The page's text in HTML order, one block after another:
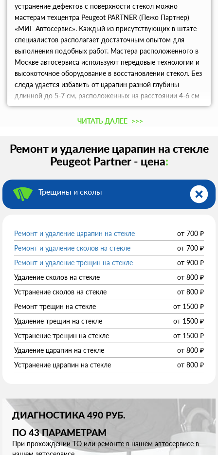
устранение дефектов с поверхности стекол можно
мастерам техцентра Peugeot PARTNER (Пежо Партнер)
«МИГ Автосервис». Каждый из присутствующих в штате
специалистов располагает достаточным опытом для
выполнения подобных работ. Мастера расположенного в
Москве автосервиса используют передовые технологии и
высокоточное оборудование в восстановлении стекол. Без
следа удается избавить от царапин разной глубины
длинной до 5-7 см, расположенных на расстоянии 4-6 см
от крайних точек стекла. Проконсультироваться по ценам,
условиям действия дисконтной программы можно по
ЧИТАТЬ ДАЛЕЕ >>>
Ремонт и удаление царапин на стекле
Peugeot Partner - цена:
Трещины и сколы
Ремонт и удаление царапин на стекле от 700 ₽
Ремонт и удаление сколов на стекле
от 700 ₽
Ремонт и удаление трещин на стекле
от 900 ₽
Удаление сколов на стекле
от 800 ₽
Устранение сколов на стекле
от 800 ₽
Ремонт трещин на стекле
от 1500 ₽
Удаление трещин на стекле
от 1500 ₽
Устранение трещин на стекле
от 1500 ₽
Удаление царапин на стекле
от 800 ₽
Устранение царапин на стекле
от 800 ₽
ДИАГНОСТИКА 490 РУБ.
ПО 43 ПАРАМЕТРАМ
При прохождении ТО или ремонте в нашем автосервисе в